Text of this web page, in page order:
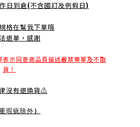
日到倉(不含國訂及例假日)
格在幫我下單唷
退單，感謝
示同意商品頁描述嚴禁棄單及不取
貨！
沒有退換貨⚠️
瑕疵除外 ）